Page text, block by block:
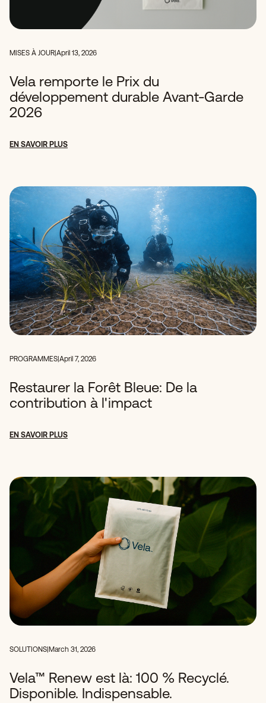
MISES À JOUR April 13, 2026
Vela remporte le Prix du
développement durable Avant-Garde
2026
EN SAVOIR PLUS
PROGRAMMES April 7, 2026
Restaurer la Forêt Bleue: De la
contribution à l'impact
EN SAVOIR PLUS
SOLUTIONS March 31, 2026
Vela™ Renew est là: 100 % Recyclé.
Disponible. Indispensable.